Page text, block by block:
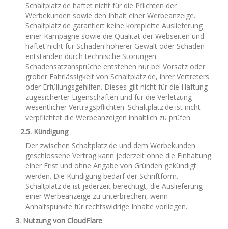
Schaltplatz.de haftet nicht für die Pflichten der
Werbekunden sowie den Inhalt einer Werbeanzeige.
Schaltplatz.de garantiert keine komplette Auslieferung
einer Kampagne sowie die Qualität der Webseiten und
haftet nicht für Schäden höherer Gewalt oder Schäden
entstanden durch technische Störungen.
Schadensatzansprüche entstehen nur bei Vorsatz oder
grober Fahrlässigkeit von Schaltplatz.de, ihrer Vertreters
oder Erfüllungsgehilfen. Dieses gilt nicht für die Haftung
zugesicherter Eigenschaften und für die Verletzung
wesentlicher Vertragspflichten. Schaltplatz.de ist nicht
verpflichtet die Werbeanzeigen inhaltlich zu prüfen.
2.5. Kündigung
Der zwischen Schaltplatz.de und dem Werbekunden
geschlossene Vertrag kann jederzeit ohne die Einhaltung
einer Frist und ohne Angabe von Gründen gekündigt
werden. Die Kündigung bedarf der Schriftform.
Schaltplatz.de ist jederzeit berechtigt, die Auslieferung
einer Werbeanzeige zu unterbrechen, wenn
Anhaltspunkte für rechtswidrige Inhalte vorliegen.
3. Nutzung von CloudFlare